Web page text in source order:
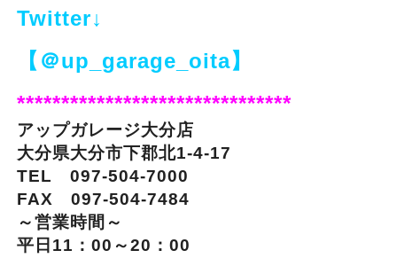
Twitter↓
【＠up_garage_oita】
*******************************
アップガレージ大分店
大分県大分市下郡北1-4-17
TEL 097-504-7000
FAX 097-504-7484
～営業時間～
平日11：00～20：00